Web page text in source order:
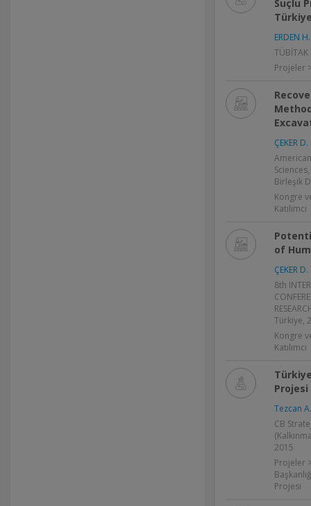
Suçlu
ERDEN
Projeler
ÇEKER D.
Birleşik
Kongre
Katılımcı
of
ÇEKER D.
8th
Türkiye,
Kongre
Katılımcı
Projesi
Tezcan
CB
2015
Projeler
Projesi